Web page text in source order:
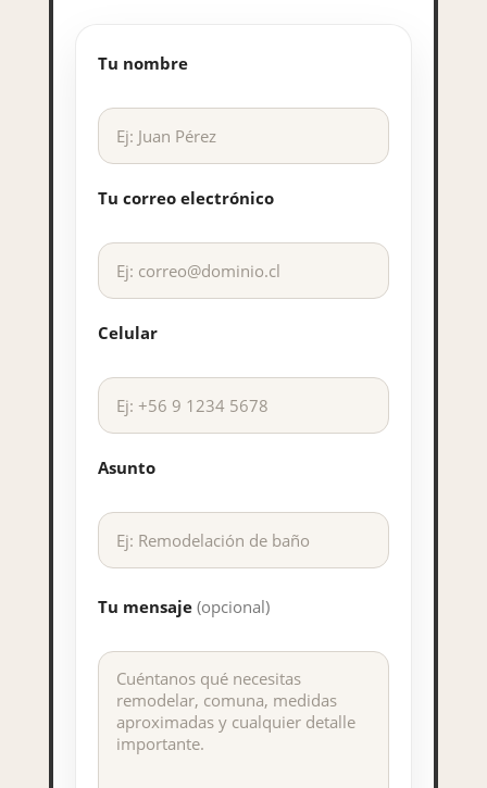
Tu nombre
Tu correo electrónico
Celular
Asunto
Tu mensaje (opcional)